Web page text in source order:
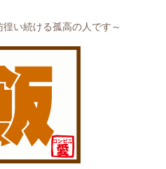
い続ける孤高の人です～